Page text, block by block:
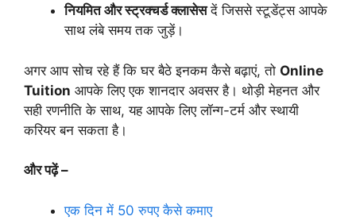
नियमित और स्ट्रक्चर्ड क्लासेसदें जिससे स्टूडेंट्स आपके
साथ लंबे समय तक जुड़ें।
अगर आप सोच रहे हैं कि घर बैठे इनकम कैसे बढ़ाएं, तो Online
Tuition आपके लिए एक शानदार अवसर है। थोड़ी मेहनत और
सही रणनीति के साथ, यह आपके लिए लॉन्ग-टर्म और स्थायी
करियर बन सकता है।
और पढ़ें –
एक दिन में 50 रुपए कैसे कमाए